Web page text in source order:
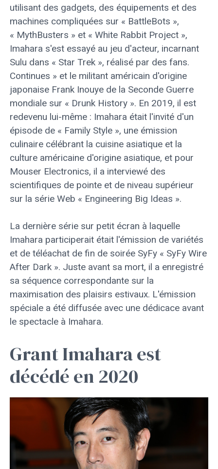
utilisant des gadgets, des équipements et des
machines compliquées sur « BattleBots »,
« MythBusters » et « White Rabbit Project »,
Imahara s'est essayé au jeu d'acteur, incarnant
Sulu dans « Star Trek », réalisé par des fans.
Continues » et le militant américain d'origine
japonaise Frank Inouye de la Seconde Guerre
mondiale sur « Drunk History ». En 2019, il est
redevenu lui-même : Imahara était l'invité d'un
épisode de « Family Style », une émission
culinaire célébrant la cuisine asiatique et la
culture américaine d'origine asiatique, et pour
Mouser Electronics, il a interviewé des
scientifiques de pointe et de niveau supérieur
sur la série Web « Engineering Big Ideas ».
La dernière série sur petit écran à laquelle
Imahara participerait était l'émission de variétés
et de téléachat de fin de soirée SyFy « SyFy Wire
After Dark ». Juste avant sa mort, il a enregistré
sa séquence correspondante sur la
maximisation des plaisirs estivaux. L'émission
spéciale a été diffusée avec une dédicace avant
le spectacle à Imahara.
Grant Imahara est
décédé en 2020